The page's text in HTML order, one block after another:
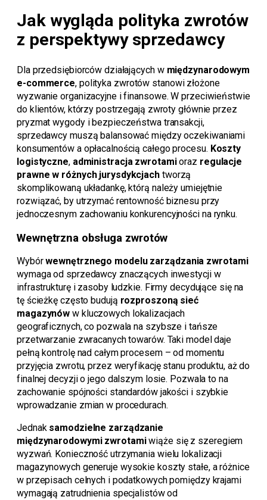
Jak wygląda polityka zwrotów
z perspektywy sprzedawcy
Dla przedsiębiorców działających w międzynarodowym
e-commerce, polityka zwrotów stanowi złożone
wyzwanie organizacyjne i finansowe. W przeciwieństwie
do klientów, którzy postrzegają zwroty głównie przez
pryzmat wygody i bezpieczeństwa transakcji,
sprzedawcy muszą balansować między oczekiwaniami
konsumentów a opłacalnością całego procesu. Koszty
logistyczne, administracja zwrotamioraz regulacje
prawne w różnych jurysdykcjach tworzą
skomplikowaną układankę, którą należy umiejętnie
rozwiązać, by utrzymać rentowność biznesu przy
jednoczesnym zachowaniu konkurencyjności na rynku.
Wewnętrzna obsługa zwrotów
Wybórwewnętrznego modelu zarządzania zwrotami
wymaga od sprzedawcy znaczących inwestycji w
infrastrukturę i zasoby ludzkie. Firmy decydujące się na
tę ścieżkę często budują rozproszoną sieć
magazynów w kluczowych lokalizacjach
geograficznych, co pozwala na szybsze i tańsze
przetwarzanie zwracanych towarów. Taki model daje
pełną kontrolę nad całym procesem – od momentu
przyjęcia zwrotu, przez weryfikację stanu produktu, aż do
finalnej decyzji o jego dalszym losie. Pozwala to na
zachowanie spójności standardów jakości i szybkie
wprowadzanie zmian w procedurach.
Jednak samodzielne zarządzanie
międzynarodowymi zwrotamiwiąże się z szeregiem
wyzwań. Konieczność utrzymania wielu lokalizacji
magazynowych generuje wysokie koszty stałe, a różnice
w przepisach celnych i podatkowych pomiędzy krajami
wymagają zatrudnienia specjalistów od